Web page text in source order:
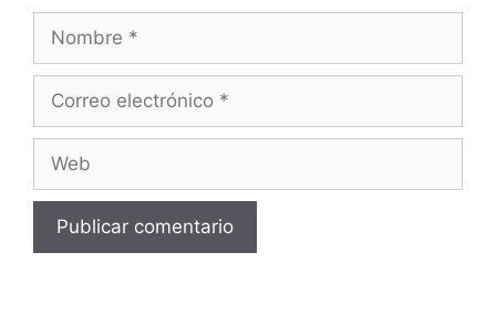
electrónico